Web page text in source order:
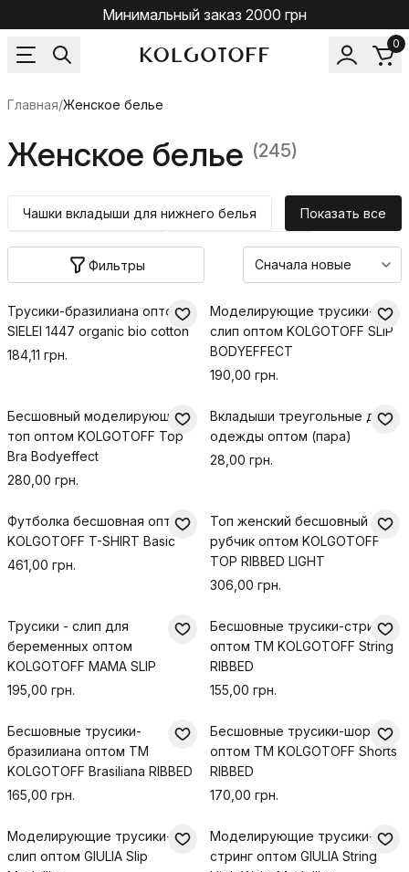
Минимальный заказ 2000 грн
0
Главная/Женское белье
Женское белье (245)
Чашки вкладыши для нижнего белья
Эротическое белье Бесшовное белье
Моделирующее белье все модели
Женское белье
Показать все
Фильтры
Трусики-бразилиана оптом
SIELEI 1447 organic bio cotton
184,11 грн.
Моделирующие трусики-
слип оптом KOLGOTOFF SLIP
BODYEFFECT
190,00 грн.
Бесшовный моделирующий
топ оптом KOLGOTOFF Top
Bra Bodyeffect
280,00 грн.
Вкладыши треугольные для
одежды оптом (пара)
28,00 грн.
Футболка бесшовная оптом
KOLGOTOFF T-SHIRT Basic
461,00 грн.
Топ женский бесшовный в
рубчик оптом KOLGOTOFF
TOP RIBBED LIGHT
306,00 грн.
Трусики - слип для
беременных оптом
KOLGOTOFF MAMA SLIP
195,00 грн.
Бесшовные трусики-стринги
оптом TM KOLGOTOFF String
RIBBED
155,00 грн.
Бесшовные трусики-
бразилиана оптом TM
KOLGOTOFF Brasiliana RIBBED
165,00 грн.
Бесшовные трусики-шорты
оптом TM KOLGOTOFF Shorts
RIBBED
170,00 грн.
Моделирующие трусики-
слип оптом GIULIA Slip
Моделирующие трусики-
стринг оптом GIULIA String